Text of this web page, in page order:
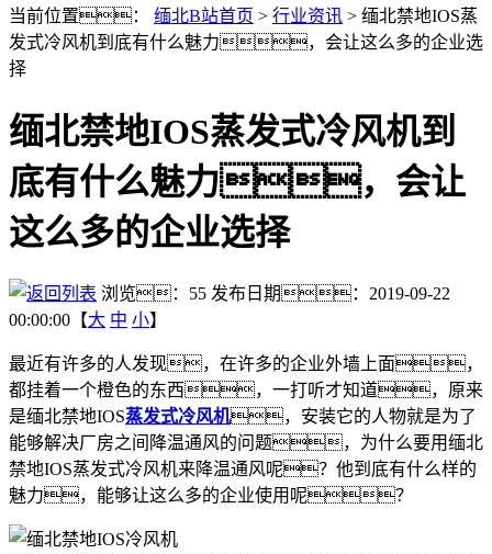
当前位置：
缅北B站首页 > 行业资讯 > 缅北禁地IOS蒸
发式冷风机到底有什么魅力，会让这么多的企业选
择
缅北禁地IOS蒸发式冷风机到
底有什么魅力，会让
这么多的企业选择
浏览： 55 发布日期：2019-09-22
00:00:00【大 中 小】
最近有许多的人发现，在许多的企业外墙上面，
都挂着一个橙色的东西，一打听才知道，原来
是缅北禁地IOS蒸发式冷风机，安装它的人物就是为了
能够解决厂房之间降温通风的问题，为什么要用缅北
禁地IOS蒸发式冷风机来降温通风呢？他到底有什么样的
魅力，能够让这么多的企业使用呢？